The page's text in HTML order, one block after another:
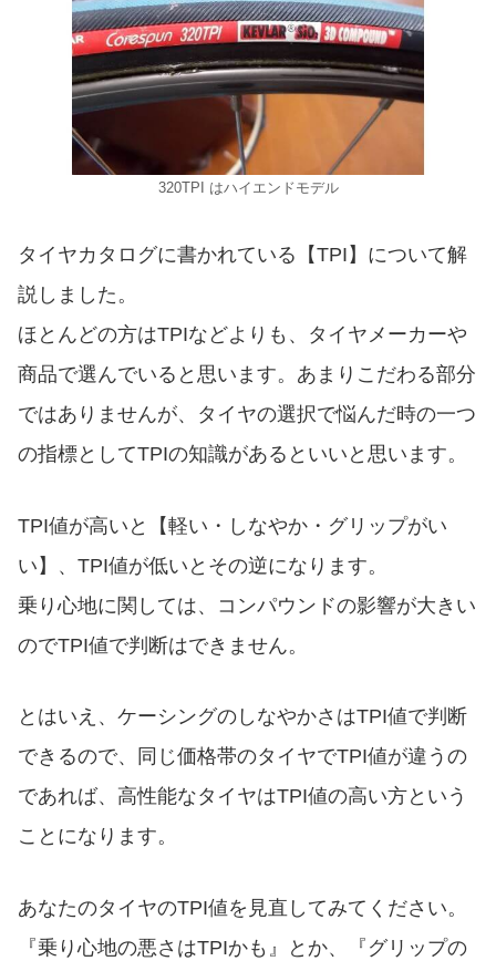
320TPI はハイエンドモデル
タイヤカタログに書かれている【TPI】について解
説しました。
ほとんどの方はTPIなどよりも、タイヤメーカーや
商品で選んでいると思います。あまりこだわる部分
ではありませんが、タイヤの選択で悩んだ時の一つ
の指標としてTPIの知識があるといいと思います。
TPI値が高いと【軽い・しなやか・グリップがい
い】、TPI値が低いとその逆になります。
乗り心地に関しては、コンパウンドの影響が大きい
のでTPI値で判断はできません。
とはいえ、ケーシングのしなやかさはTPI値で判断
できるので、同じ価格帯のタイヤでTPI値が違うの
であれば、高性能なタイヤはTPI値の高い方という
ことになります。
あなたのタイヤのTPI値を見直してみてください。
『乗り心地の悪さはTPIかも』とか、『グリップの